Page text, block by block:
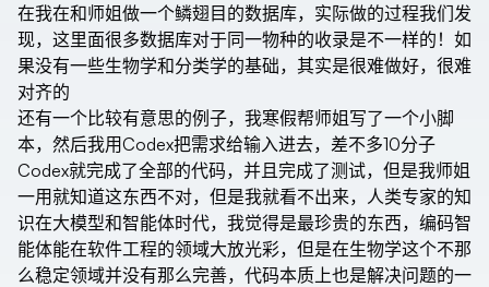
在我在和师姐做一个鳞翅目的数据库，实际做的过程我们发
现，这里面很多数据库对于同一物种的收录是不一样的！如
果没有一些生物学和分类学的基础，其实是很难做好，很难
对齐的
还有一个比较有意思的例子，我寒假帮师姐写了一个小脚
本，然后我用Codex把需求给输入进去，差不多10分子
Codex就完成了全部的代码，并且完成了测试，但是我师姐
一用就知道这东西不对，但是我就看不出来，人类专家的知
识在大模型和智能体时代，我觉得是最珍贵的东西，编码智
能体能在软件工程的领域大放光彩，但是在生物学这个不那
么稳定领域并没有那么完善，代码本质上也是解决问题的一